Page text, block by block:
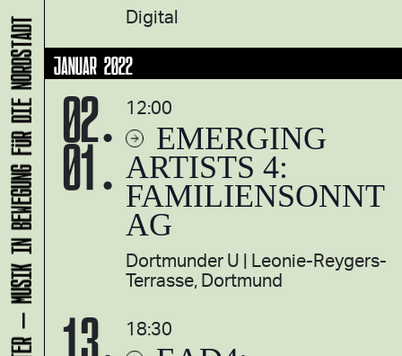
Digital
JANUAR 2022
02.
01.
EMERGING
ARTISTS 4:
FAMILIENSONNT
AG
12:00
Dortmunder U Leonie-Reygers-
Terrasse, Dortmund
13. 18:30
KLANG-ENTFALTER – MUSIK IN BEWEGUNG FÜR DIE NORDSTADT